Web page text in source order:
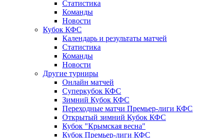
Статистика
Команды
Новости
Кубок КФС
Календарь и результаты матчей
Статистика
Команды
Новости
Другие турниры
Онлайн матчей
Суперкубок КФС
Зимний Кубок КФС
Переходные матчи Премьер-лиги КФС
Открытый зимний Кубок КФС
Кубок "Крымская весна"
Кубок Премьер-лиги КФС